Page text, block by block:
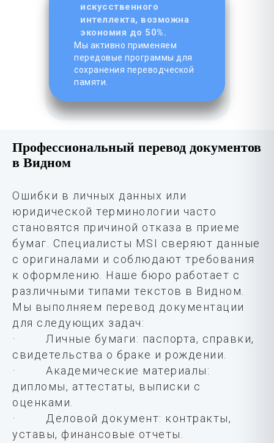
искусственного
интеллекта, возможна
экономия до 50%.
Мы активно применяем
передовые программы для
сохранения переводческой
памяти.
Профессиональный перевод документов
в Видном
Ошибки в личных данных или
юридической терминологии часто
становятся причиной отказа в приеме
бумаг. Специалисты MSI сверяют данные
с оригиналами и соблюдают требования
к оформлению. Наше бюро работает с
различными типами текстов в Видном.
Мы выполняем перевод документации
для следующих задач:
· Личные бумаги: паспорта, справки,
свидетельства о браке и рождении.
· Академические материалы:
дипломы, аттестаты, выписки с
оценками.
· Деловой документ: контракты,
уставы, финансовые отчеты.